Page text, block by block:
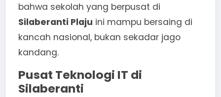
bahwa sekolah yang berpusat di
Silaberanti Plaju ini mampu bersaing di
kancah nasional, bukan sekadar jago
kandang.
Pusat Teknologi IT di
Silaberanti